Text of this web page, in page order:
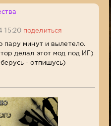
15:20 поделиться
пару минут и вылетело.
делал этот мод под ИГ)
- отпишусь)